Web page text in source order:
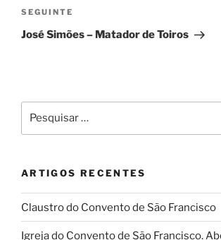
Conteúdo
seguinte
SEGUINTE
José Simões – Matador de Toiros
por:
ARTIGOS RECENTES
Claustro do Convento de São Francisco
Igreja do Convento de São Francisco.